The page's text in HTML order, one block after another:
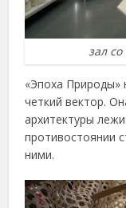
зал
«Эпоха Природы»
четкий вектор.
архитектуры
противостоянии
ними.